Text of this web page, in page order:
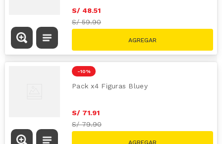
S/ 48.51
S/59.90
-10 %
Pack x4 Figuras Bluey
S/ 71.91
S/79.90